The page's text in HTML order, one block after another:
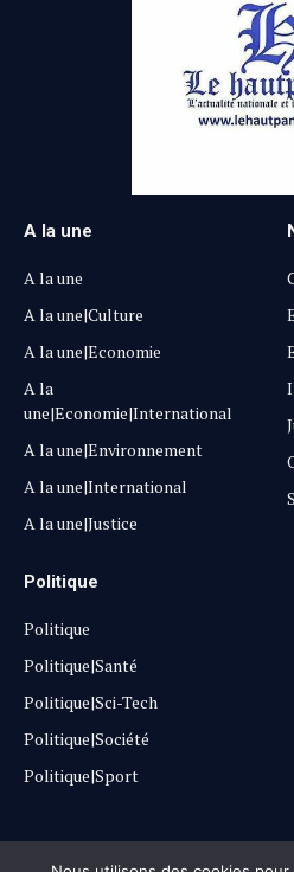
A la une
A la une
A la une|Culture
A la une|Economie
A la
une|Economie|International
A la une|Environnement
A la une|International
A la une|Justice
Politique
Politique
Politique|Santé
Politique|Sci-Tech
Politique|Société
Politique|Sport
Copyright © 2025